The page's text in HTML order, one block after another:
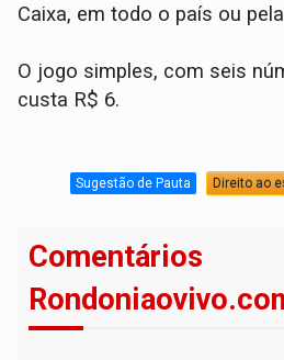
Caixa, em todo o país ou
O jogo simples, com seis
custa R$ 6.
Sugestão de Pauta Direito ao
Comentários